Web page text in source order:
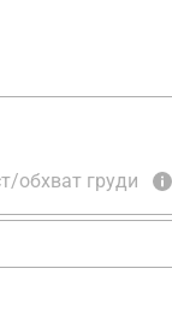
обхват груди